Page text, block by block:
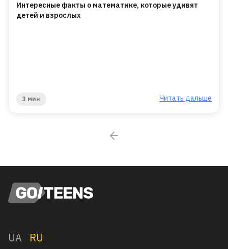
Интересные факты о математике, которые удивят
детей и взрослых
3 мин Читать дальше
UA RU